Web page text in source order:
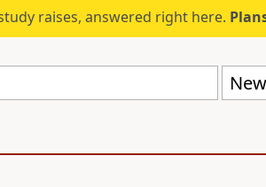
raises, answered right here.